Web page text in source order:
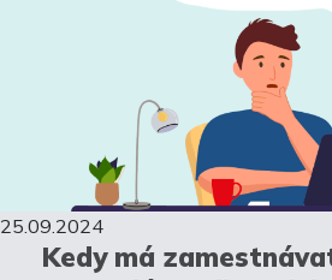
25.09.2024
Kedy má